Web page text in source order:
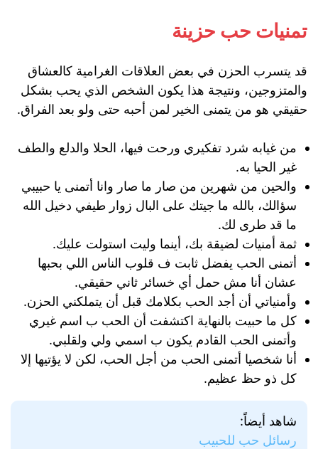
تمنيات حب حزينة
قد يتسرب الحزن في بعض العلاقات الغرامية كالعشاق
والمتزوجين، ونتيجة هذا يكون الشخص الذي يحب بشكل
حقيقي هو من يتمنى الخير لمن أحبه حتى ولو بعد الفراق.
من غيابه شرد تفكيري ورحت فيها، الحلا والدلع والطف
غير الحيا به.
والحين من شهرين من صار ما صار وانا أتمنى يا حبيبي
سؤالك، بالله ما جيتك على البال زوار طيفي دخيل الله
ما قد طرى لك.
ثمة أمنيات لضيقة بك، أينما وليت استولت عليك.
أتمنى الحب يفضل ثابت ف قلوب الناس اللي بحبها
عشان أنا مش حمل أي خسائر ثاني حقيقي.
وأمنياتي أن أجد الحب بكلامك قبل أن يتملكني الحزن.
كل ما حبيت بالنهاية اكتشفت أن الحب ب اسم غيري
وأتمنى الحب القادم يكون ب اسمي ولي ولقلبي.
أنا شخصيا أتمنى الحب من أجل الحب، لكن لا يؤتيها إلا
كل ذو حظ عظيم.
شاهد أيضاً:
رسائل حب للحبيب